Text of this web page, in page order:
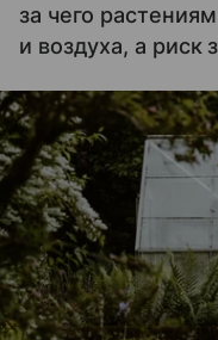
за чего
и воздуха, а риск